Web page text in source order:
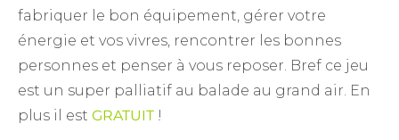
fabriquer le bon équipement, gérer votre
énergie et vos vivres, rencontrer les bonnes
personnes et penser à vous reposer. Bref ce jeu
est un super palliatif au balade au grand air. En
plus il est GRATUIT!